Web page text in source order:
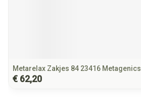
Metarelax Zakjes 84 23416 Metagenics
€ 62,20